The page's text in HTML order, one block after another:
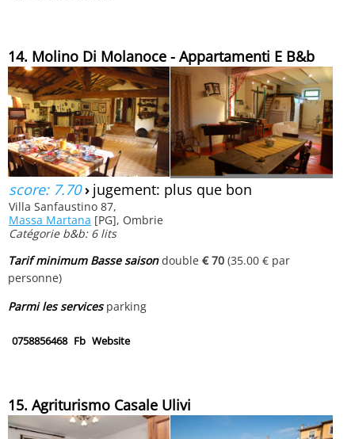
14. Molino Di Molanoce - Appartamenti E B&b
score: 7.70› jugement: plus que bon
Villa Sanfaustino 87,
Massa Martana [PG], Ombrie
Catégorie b&b: 6 lits
Tarif minimum Basse saisondouble€ 70 (35.00 € par
personne)
Parmi les servicesparking
0758856468 Fb Website
15. Agriturismo Casale Ulivi